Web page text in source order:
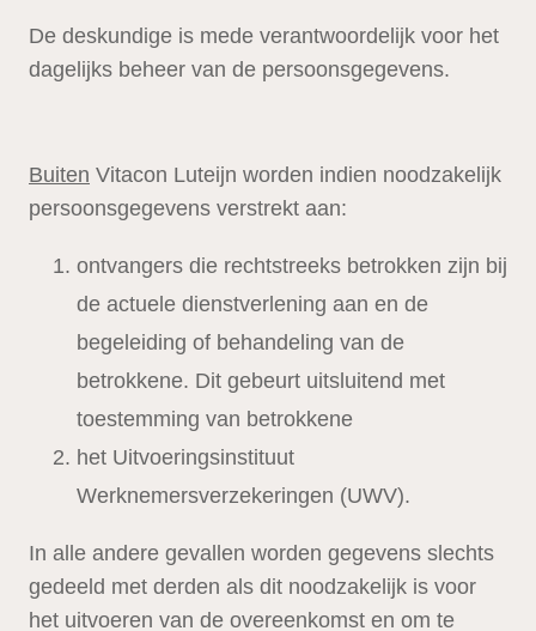
De deskundige is mede verantwoordelijk voor het
dagelijks beheer van de persoonsgegevens.
Buiten Vitacon Luteijn worden indien noodzakelijk
persoonsgegevens verstrekt aan:
ontvangers die rechtstreeks betrokken zijn bij
de actuele dienstverlening aan en de
begeleiding of behandeling van de
betrokkene. Dit gebeurt uitsluitend met
toestemming van betrokkene
het Uitvoeringsinstituut
Werknemersverzekeringen (UWV).
In alle andere gevallen worden gegevens slechts
gedeeld met derden als dit noodzakelijk is voor
het uitvoeren van de overeenkomst en om te